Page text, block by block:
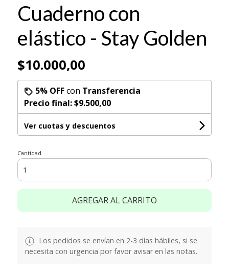
Cuaderno con
elástico - Stay Golden
$10.000,00
5% OFFcon Transferencia
Precio final:$9.500,00
Ver cuotas y descuentos
Cantidad
AGREGAR AL CARRITO
Los pedidos se envían en 2-3 días hábiles, si se
necesita con urgencia por favor avisar en las notas.